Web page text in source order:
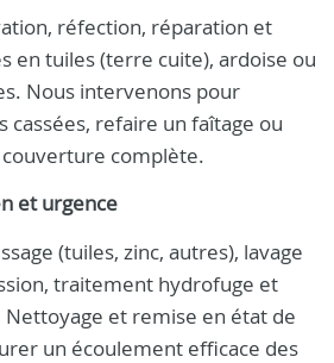
réfection, réparation et
en tuiles (terre cuite), ardoise ou
Nous intervenons pour
cassées, refaire un faîtage ou
complète.
et urgence
(tuiles, zinc, autres), lavage
traitement hydrofuge et
et remise en état de
un écoulement efficace des